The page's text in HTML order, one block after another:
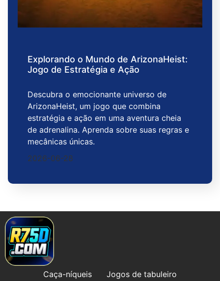
Explorando o Mundo de ArizonaHeist:
Jogo de Estratégia e Ação
Descubra o emocionante universo de
ArizonaHeist, um jogo que combina
estratégia e ação em uma aventura cheia
de adrenalina. Aprenda sobre suas regras e
mecânicas únicas.
2026-06-28
Caça-níqueis Jogos de tabuleiro